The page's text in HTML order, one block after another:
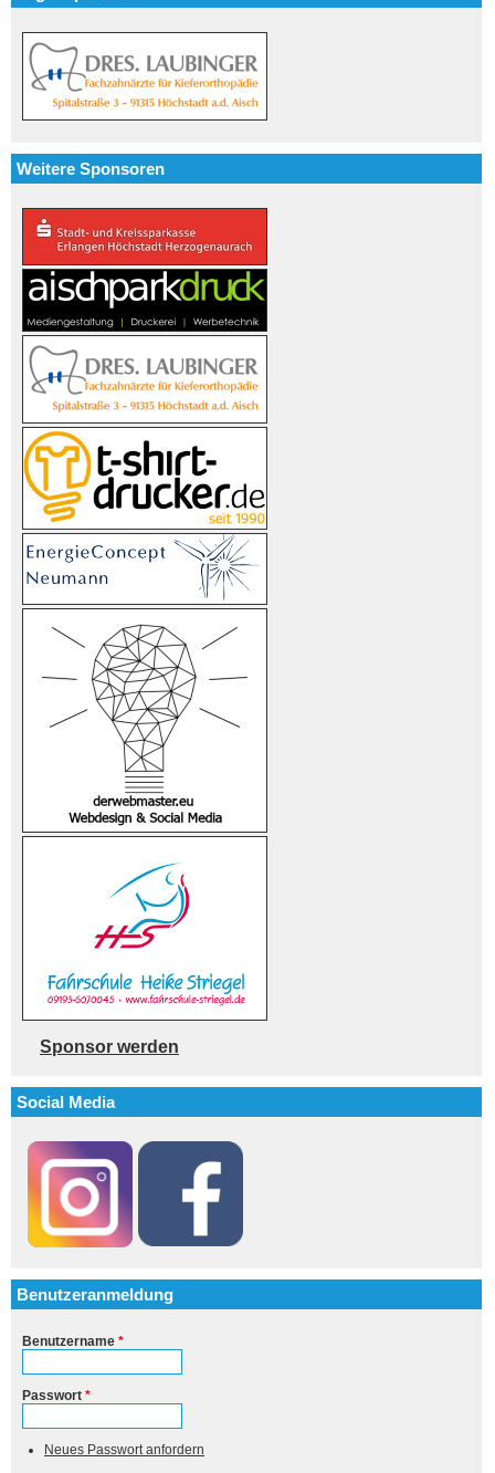
Weitere Sponsoren
Sponsor werden
Social Media
Benutzeranmeldung
Benutzername *
Passwort *
Neues Passwort anfordern